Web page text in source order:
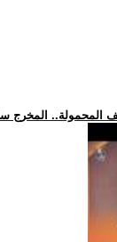
المحمولة.. المخرج